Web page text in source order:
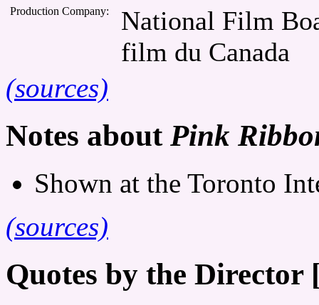
Production Company:
National Film
film du Canada
(sources)
Notes about Pink
Shown at the Toronto
(sources)
Quotes by the Director